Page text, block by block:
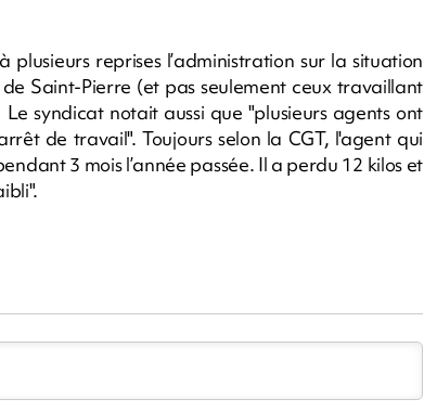
reprises l’administration sur la situation
Saint-Pierre (et pas seulement ceux travaillant
syndicat notait aussi que "plusieurs agents ont
de travail". Toujours selon la CGT, l'agent qui
3 mois l’année passée. Il a perdu 12 kilos et